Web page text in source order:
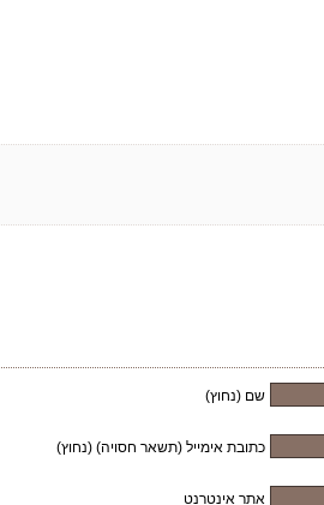
שם (נחוץ)
כתובת אימייל (תשאר חסויה) (נחוץ)
אתר אינטרנט